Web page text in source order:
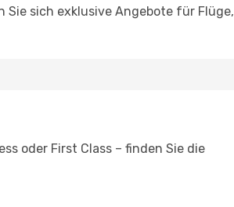
sich exklusive Angebote für Flüge,
oder First Class – finden Sie die